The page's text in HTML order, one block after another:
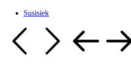
Susisiek